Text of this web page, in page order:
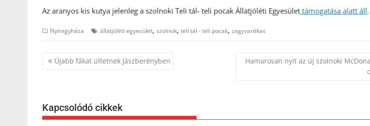
Az aranyos kis kutya jelenleg a szolnoki Teli tál- teli pocak Állatjóléti Egyesület támogatása alatt áll.
Nyíregyháza állatjóléti egyesület, szolnok, teli tál - teli pocak, zagyvarékas
Bejegyzés
navigáció
Újabb fákat ültetnek Jászberényben
Hamarosan nyit az új szolnoki
Kapcsolódó cikkek